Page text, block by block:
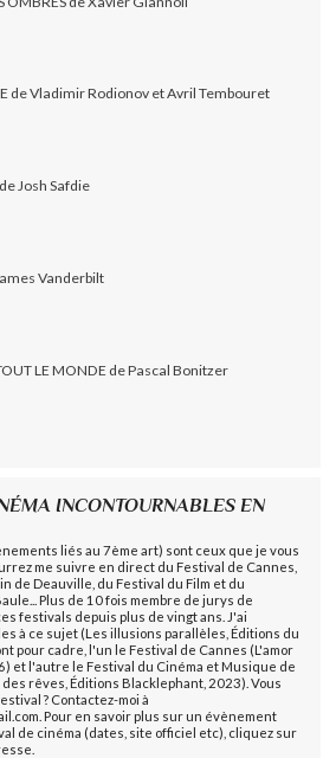
de Vladimir Rodionov et Avril Tembouret
Josh Safdie
Vanderbilt
LE MONDE de Pascal Bonitzer
INCONTOURNABLES EN
liés au 7ème art) sont ceux que je vous
me suivre en direct du Festival de Cannes,
de Deauville, du Festival du Film et du
Plus de 10 fois membre de jurys de
festivals depuis plus de vingt ans. J'ai
à ce sujet (Les illusions parallèles, Éditions du
pour cadre, l'un le Festival de Cannes (L'amor
et l'autre le Festival du Cinéma et Musique de
des rêves, Éditions Blacklephant, 2023). Vous
? Contactez-moi à
Pour en savoir plus sur un évènement
de cinéma (dates, site officiel etc), cliquez sur